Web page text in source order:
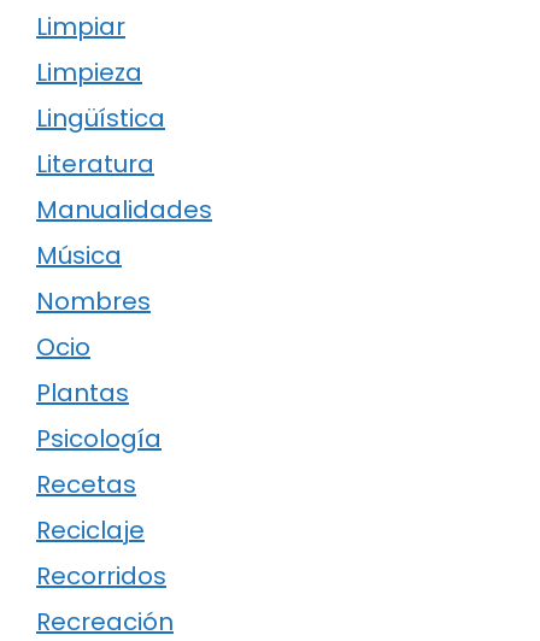
Limpiar
Limpieza
Lingüística
Literatura
Manualidades
Música
Nombres
Ocio
Plantas
Psicología
Recetas
Reciclaje
Recorridos
Recreación